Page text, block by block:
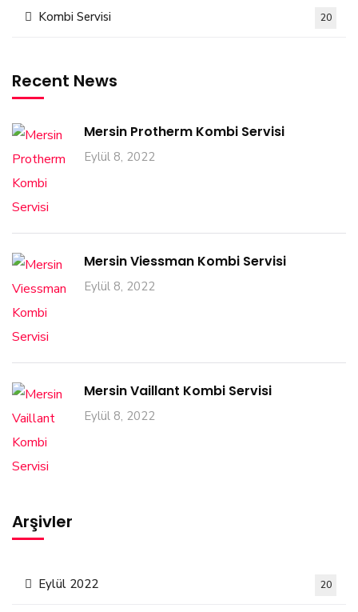
Kombi Servisi 20
Recent News
Mersin Protherm Kombi Servisi
Eylül 8, 2022
Mersin Viessman Kombi Servisi
Eylül 8, 2022
Mersin Vaillant Kombi Servisi
Eylül 8, 2022
Arşivler
Eylül 2022 20